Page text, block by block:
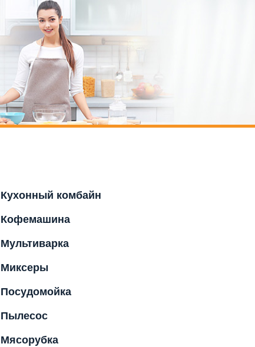
Кухонный комбайн
Кофемашина
Мультиварка
Миксеры
Посудомойка
Пылесос
Мясорубка